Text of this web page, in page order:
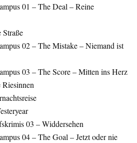
01 – The Deal – Reine
Straße
02 – The Mistake – Niemand ist
03 – The Score – Mitten ins Herz
03 – Widdersehen
04 – The Goal – Jetzt oder nie